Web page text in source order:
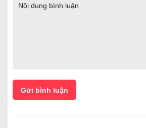
Gửi bình luận